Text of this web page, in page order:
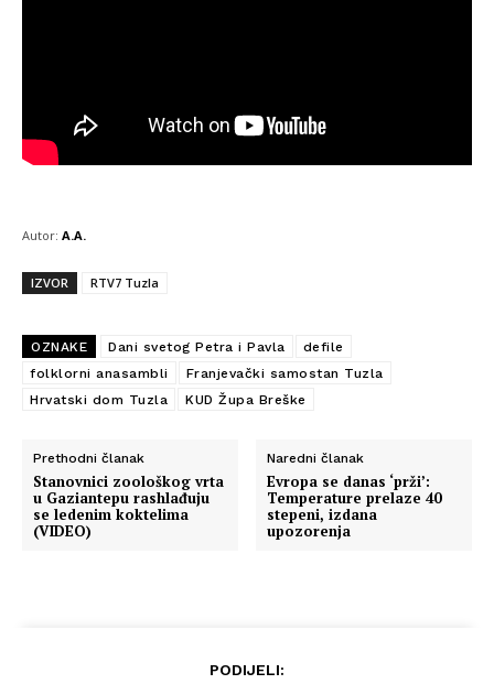
Autor: A.A.
IZVOR RTV7 Tuzla
OZNAKE Dani svetog Petra i Pavla
defile
folklorni anasambli
Franjevački samostan Tuzla
Hrvatski dom Tuzla
KUD Župa Breške
Prethodni članak
Stanovnici zoološkog vrta
u Gaziantepu rashlađuju
se ledenim koktelima
(VIDEO)
Naredni članak
Evropa se danas ‘prži’:
Temperature prelaze 40
stepeni, izdana
upozorenja
PODIJELI: